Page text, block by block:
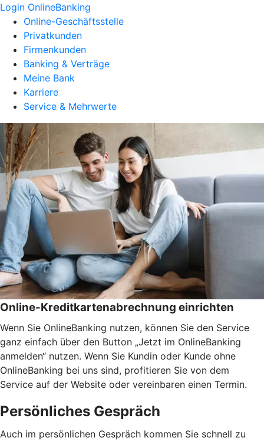
Login OnlineBanking
Online-Geschäftsstelle
Privatkunden
Firmenkunden
Banking & Verträge
Meine Bank
Karriere
Service & Mehrwerte
Online-Kreditkartenabrechnung einrichten
Wenn Sie OnlineBanking nutzen, können Sie den Service
ganz einfach über den Button „Jetzt im OnlineBanking
anmelden“ nutzen. Wenn Sie Kundin oder Kunde ohne
OnlineBanking bei uns sind, profitieren Sie von dem
Service auf der Website oder vereinbaren einen Termin.
Persönliches Gespräch
Auch im persönlichen Gespräch kommen Sie schnell zu